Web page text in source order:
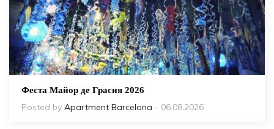
Феста Майор де Грасия 2026
Posted by Apartment Barcelona - 06.08.2026